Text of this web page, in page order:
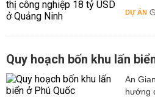
DỰ ÁN
Quy hoạch bốn khu lấn
An
hướng